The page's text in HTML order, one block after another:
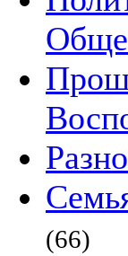
(66)